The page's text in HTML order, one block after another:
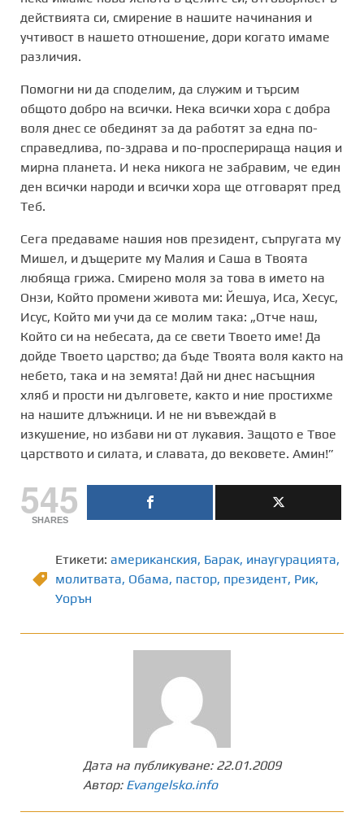
действията си, смирение в нашите начинания и
учтивост в нашето отношение, дори когато имаме
различия.
Помогни ни да споделим, да служим и търсим
общото добро на всички. Нека всички хора с добра
воля днес се обединят за да работят за една по-
справедлива, по-здрава и по-просперираща нация и
мирна планета. И нека никога не забравим, че един
ден всички народи и всички хора ще отговарят пред
Теб.
Сега предаваме нашия нов президент, съпругата му
Мишел, и дъщерите му Малия и Саша в Твоята
любяща грижа. Смирено моля за това в името на
Онзи, Който промени живота ми: Йешуа, Иса, Хесус,
Исус, Който ми учи да се молим така: „Отче наш,
Който си на небесата, да се свети Твоето име! Да
дойде Твоето царство; да бъде Твоята воля както на
небето, така и на земята! Дай ни днес насъщния
хляб и прости ни дълговете, както и ние простихме
на нашите длъжници. И не ни въвеждай в
изкушение, но избави ни от лукавия. Защото е Твое
царството и силата, и славата, до вековете. Амин!”
545
SHARES
Етикети: американския, Барак, инаугурацията,
молитвата, Обама, пастор, президент, Рик,
Уорън
Дата на публикуване: 22.01.2009
Автор: Evangelsko.info